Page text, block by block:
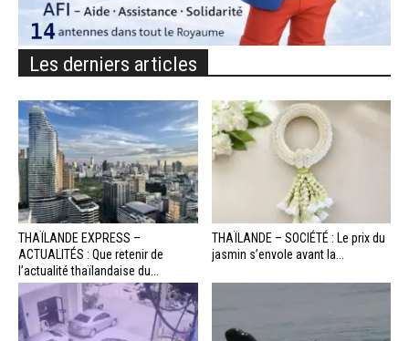
Les derniers articles
THAÏLANDE EXPRESS –
ACTUALITÉS : Que retenir de
l’actualité thaïlandaise du...
THAÏLANDE – SOCIÉTÉ : Le prix du
jasmin s’envole avant la...